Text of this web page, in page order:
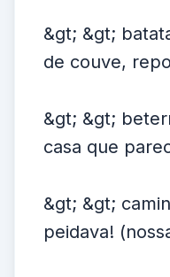
&gt; &gt;
de couve,
&gt; &gt;
casa que
&gt; &gt;
peidava!